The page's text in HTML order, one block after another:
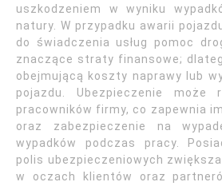
uszkodzeniem w wyniku
natury. W przypadku awarii
do świadczenia usług pomoc
znaczące straty finansowe;
obejmującą koszty naprawy lub
pojazdu. Ubezpieczenie może
pracowników firmy, co zapewnia
oraz zabezpieczenie na
wypadków podczas pracy.
polis ubezpieczeniowych
w oczach klientów oraz